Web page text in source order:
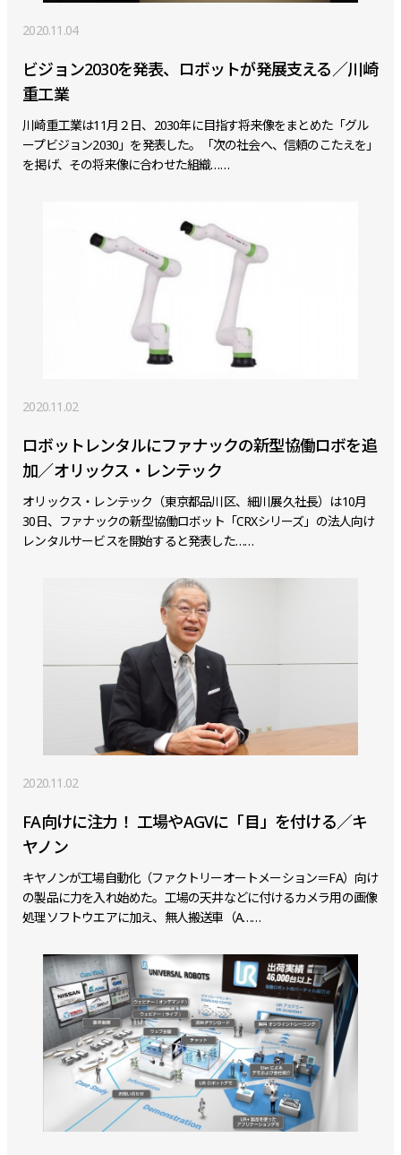
2020.11.04
ビジョン2030を発表、ロボットが発展支える／川崎
重工業
川崎重工業は11月２日、2030年に目指す将来像をまとめた「グル
ープビジョン2030」を発表した。「次の社会へ、信頼のこたえを」
を掲げ、その将来像に合わせた組織……
2020.11.02
ロボットレンタルにファナックの新型協働ロボを追
加／オリックス・レンテック
オリックス・レンテック（東京都品川区、細川展久社長）は10月
30日、ファナックの新型協働ロボット「CRXシリーズ」の法人向け
レンタルサービスを開始すると発表した……
2020.11.02
FA向けに注力！ 工場やAGVに「目」を付ける／キ
ヤノン
キヤノンが工場自動化（ファクトリーオートメーション＝FA）向け
の製品に力を入れ始めた。工場の天井などに付けるカメラ用の画像
処理ソフトウエアに加え、無人搬送車（A……